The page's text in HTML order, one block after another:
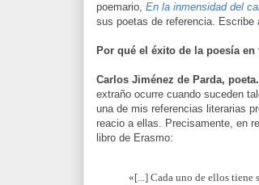
poemario, En la inmensidad del
sus poetas de referencia.
Por qué el éxito de la poesía
Carlos Jiménez de Parda, poeta.
extraño ocurre cuando suceden
una de mis referencias literarias
reacio a ellas. Precisamente, en
libro de Erasmo:
«[...] Cada uno de ellos tiene